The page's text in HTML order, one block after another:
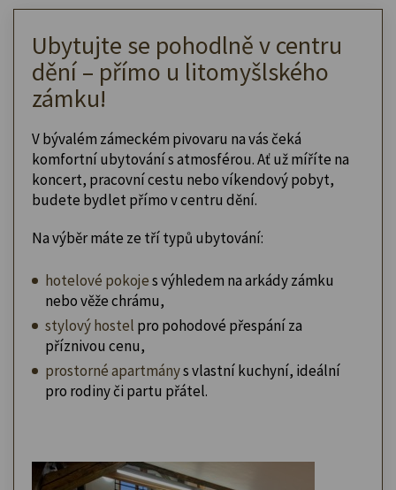
Ubytujte se pohodlně v centru
dění – přímo u litomyšlského
zámku!
V bývalém zámeckém pivovaru na vás čeká
komfortní ubytování s atmosférou. Ať už míříte na
koncert, pracovní cestu nebo víkendový pobyt,
budete bydlet přímo v centru dění.
Na výběr máte ze tří typů ubytování:
hotelové pokojes výhledem na arkády zámku
nebo věže chrámu,
stylový hostel pro pohodové přespání za
příznivou cenu,
prostorné apartmánys vlastní kuchyní, ideální
pro rodiny či partu přátel.